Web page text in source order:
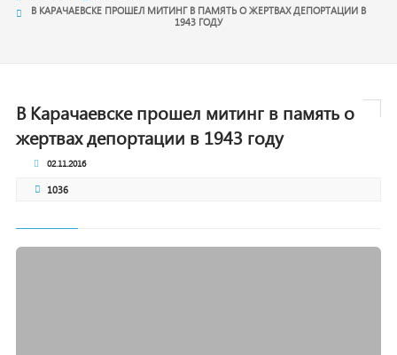
В КАРАЧАЕВСКЕ ПРОШЕЛ МИТИНГ В ПАМЯТЬ О ЖЕРТВАХ ДЕПОРТАЦИИ В
1943 ГОДУ
В Карачаевске прошел митинг в память о
жертвах депортации в 1943 году
02.11.2016
1036